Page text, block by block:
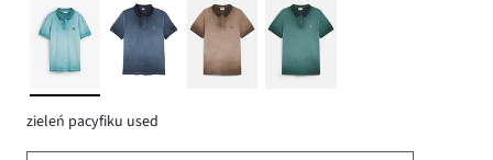
zieleń pacyfiku used